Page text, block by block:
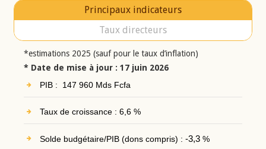
Principaux indicateurs
Taux directeurs
*estimations 2025 (sauf pour le taux d’inflation)
* Date de mise à jour : 17 juin 2026
PIB : 147 960 Mds Fcfa
Taux de croissance : 6,6 %
Solde budgétaire/PIB (dons compris) : -3,3%